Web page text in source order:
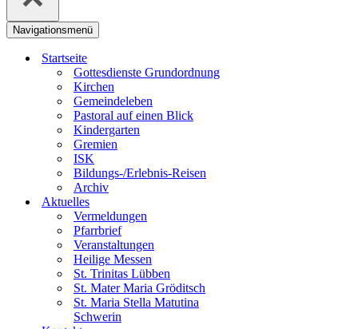
Navigationsmenü
Startseite
Gottesdienste Grundordnung
Kirchen
Gemeindeleben
Pastoral auf einen Blick
Kindergarten
Gremien
ISK
Bildungs-/Erlebnis-Reisen
Archiv
Aktuelles
Vermeldungen
Pfarrbrief
Veranstaltungen
Heilige Messen
St. Trinitas Lübben
St. Mater Maria Gröditsch
St. Maria Stella Matutina
Schwerin